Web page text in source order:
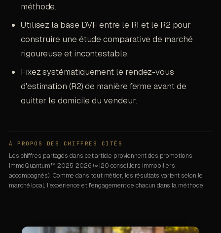
méthode.
Utilisez la base DVF entre le R1 et le R2 pour
construire une étude comparative de marché
rigoureuse et incontestable.
Fixez systématiquement le rendez-vous
d'estimation (R2) de manière ferme avant de
quitter le domicile du vendeur.
À PROPOS DES CHIFFRES CITÉS
Les chiffres partagés dans cet article proviennent des promotions
ImmoQuantum™ 2025-2026 (≈120 conseillers immobiliers
accompagnés). Comme dans tout métier, les résultats varient selon le
marché local, l'expérience et l'engagement de chacun dans la méthode.